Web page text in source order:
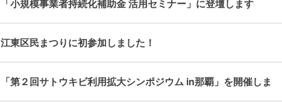
「小規模事業者持続化補助金 活用セミナー」に登壇します
江東区民まつりに初参加しました！
「第２回サトウキビ利用拡大シンポジウム in那覇」を開催しま